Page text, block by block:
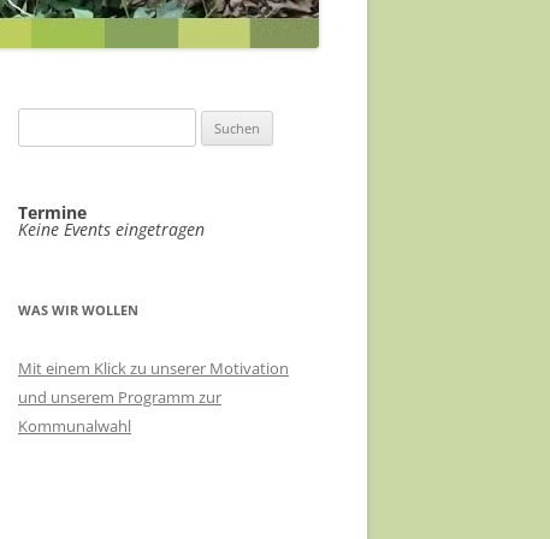
ABWASSERKONZEPT
FÖRDERGERSDORF
SACHKUNDIGE FÜR KLIMASCHUTZ
GEBIET STADTMITTE
THARANDT
MEHR TRANSPARENZ
STADTRATSSITZUNGEN IM
ERBGERICHT
ABWASSER FÖRDERGERSDORF
RADVERKEHRSKONZEPT
nach:
Termine
Keine Events eingetragen
WAS WIR WOLLEN
Mit einem Klick zu unserer Motivation
und unserem Programm zur
Kommunalwahl